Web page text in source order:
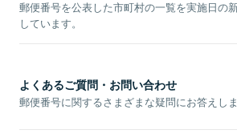
郵便番号を公表した市町村の一覧を実施日の
しています。
よくあるご質問・お問い合わせ
郵便番号に関するさまざまな疑問にお答えしま